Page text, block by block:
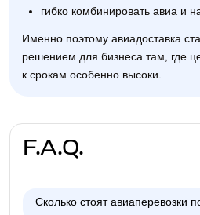
гибко комбинировать авиа и
Именно поэтому авиадоставка
решением для бизнеса там, где
к срокам особенно высоки.
F.A.Q.
Сколько стоят авиаперевозки